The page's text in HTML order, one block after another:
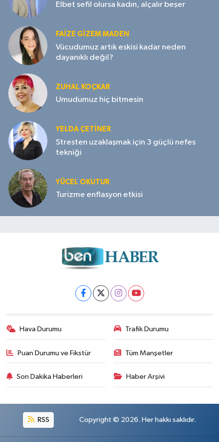
Elbet sefil olursa kadın, alçalır beşer
FAIZE GIZEM MADEN
Vücudumuz artık eskisi kadar neden
dayanıklı değil?
ZUHAL KOÇKAR
Umudumuz hiç bitmesin
YELDA ÇETİNER
Stresten uzaklaşmak için 3 güçlü nefes
tekniği
YÜCEL OKUTUR
Turizme enflasyon etkisi
Hava Durumu Trafik Durumu
Puan Durumu ve Fikstür Tüm Manşetler
Son Dakika Haberleri Haber Arşivi
RSS Copyright © 2026. Her hakkı saklıdır.